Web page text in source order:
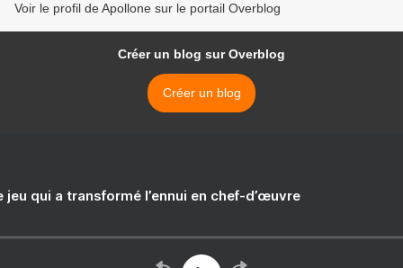
Voir le profil de Apollone sur le portail Overblog
Créer un blog sur Overblog
Créer un blog
jeu qui a transformé l’ennui en chef-d’œuvre